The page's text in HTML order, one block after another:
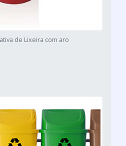
de Lixeira com aro